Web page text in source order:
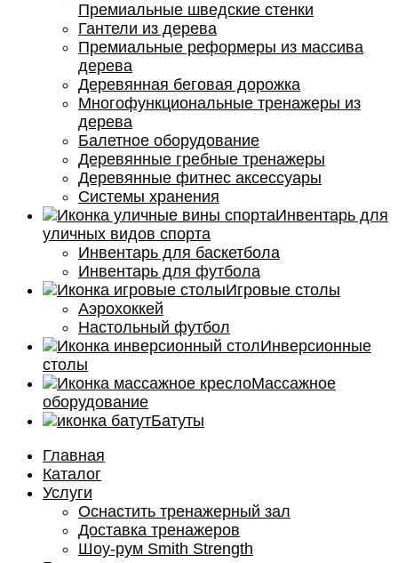
Премиальные шведские стенки
Гантели из дерева
Премиальные реформеры из массива
дерева
Деревянная беговая дорожка
Многофункциональные тренажеры из
дерева
Балетное оборудование
Деревянные гребные тренажеры
Деревянные фитнес аксессуары
Системы хранения
Инвентарь для
уличных видов спорта
Инвентарь для баскетбола
Инвентарь для футбола
Игровые столы
Аэрохоккей
Настольный футбол
Инверсионные
столы
Массажное
оборудование
Батуты
Главная
Каталог
Услуги
Оснастить тренажерный зал
Доставка тренажеров
Шоу-рум Smith Strength